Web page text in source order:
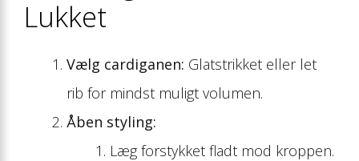
Lukket
Vælg cardiganen: Glatstrikket eller let
rib for mindst muligt volumen.
Åben styling:
Læg forstykket fladt mod kroppen.